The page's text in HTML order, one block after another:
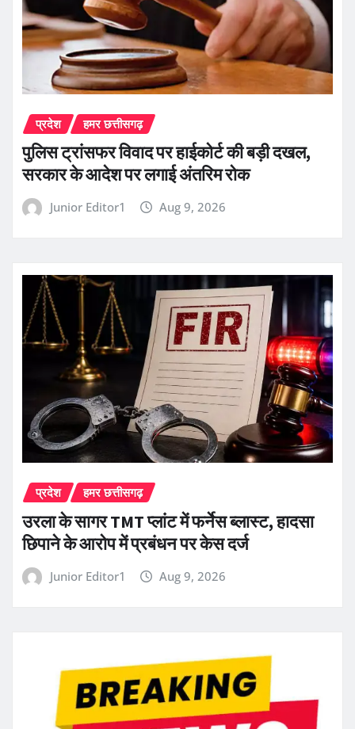
प्रदेश हमर छत्तीसगढ़
पुलिस ट्रांसफर विवाद पर हाईकोर्ट की बड़ी दखल,
सरकार के आदेश पर लगाई अंतरिम रोक
Junior Editor1 Aug 9, 2026
प्रदेश हमर छत्तीसगढ़
उरला के सागर TMT प्लांट में फर्नेस ब्लास्ट, हादसा
छिपाने के आरोप में प्रबंधन पर केस दर्ज
Junior Editor1 Aug 9, 2026